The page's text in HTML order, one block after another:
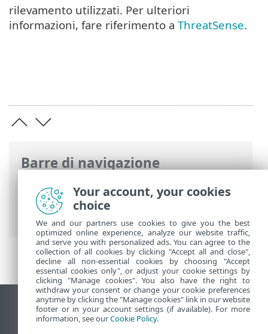
Barre di navigazione
Guida online ESET>ESET Smart Security
Premium
>Configurazione avanzata
Controlli
> Controllo del dispositivo
rilevamento utilizzati. Per ulteriori
informazioni, fare riferimento a ThreatSense.
Visualizza sito desktop
End of Life
Your account, your cookies
choice
We and our partners use cookies to give you the best
optimized online experience, analyze our website traffic,
and serve you with personalized ads. You can agree to the
collection of all cookies by clicking "Accept all and close",
decline all non-essential cookies by choosing "Accept
essential cookies only", or adjust your cookie settings by
clicking "Manage cookies". You also have the right to
withdraw your consent or change your cookie preferences
anytime by clicking the "Manage cookies" link in our website
footer or in your account settings (if available). For more
information, see ourCookie Policy.